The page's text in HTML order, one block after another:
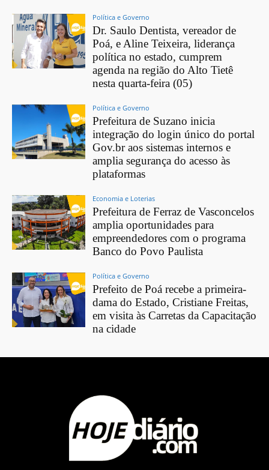
Política e Governo
Dr. Saulo Dentista, vereador de
Poá, e Aline Teixeira, liderança
política no estado, cumprem
agenda na região do Alto Tietê
nesta quarta-feira (05)
Política e Governo
Prefeitura de Suzano inicia
integração do login único do portal
Gov.br aos sistemas internos e
amplia segurança do acesso às
plataformas
Economia e Loterias
Prefeitura de Ferraz de Vasconcelos
amplia oportunidades para
empreendedores com o programa
Banco do Povo Paulista
Política e Governo
Prefeito de Poá recebe a primeira-
dama do Estado, Cristiane Freitas,
em visita às Carretas da Capacitação
na cidade